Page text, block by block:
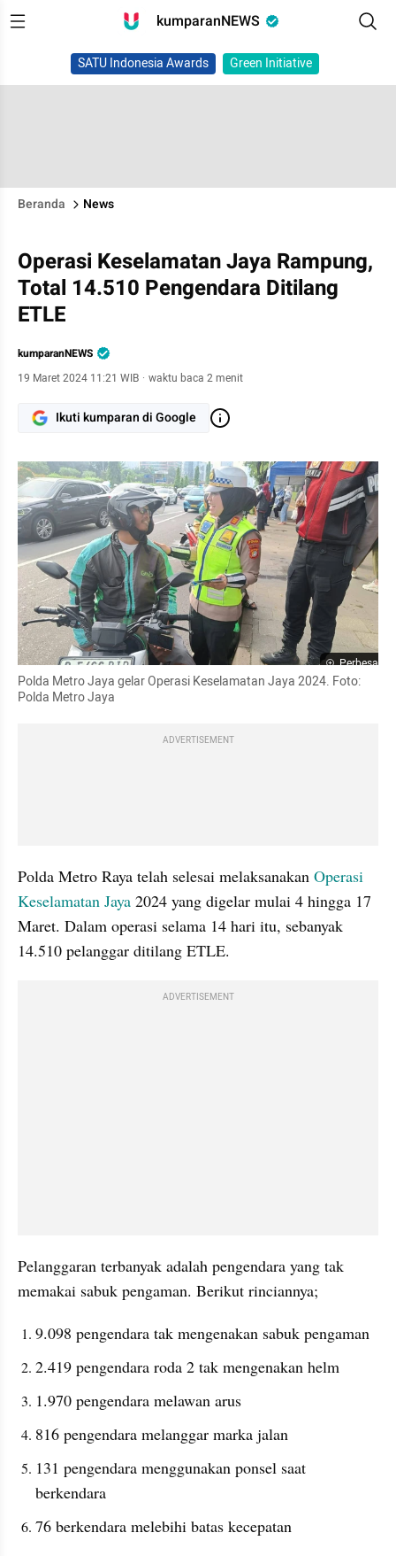
kumparanNEWS
SATU Indonesia Awards Green Initiative
Beranda News
Operasi Keselamatan Jaya Rampung,
Total 14.510 Pengendara Ditilang
ETLE
kumparanNEWS
19 Maret 2024 11:21 WIB · waktu baca 2 menit
Ikuti kumparan di Google
Perbesar
Polda Metro Jaya gelar Operasi Keselamatan Jaya 2024. Foto:
Polda Metro Jaya
ADVERTISEMENT
Polda Metro Raya telah selesai melaksanakan Operasi
Keselamatan Jaya 2024 yang digelar mulai 4 hingga 17
Maret. Dalam operasi selama 14 hari itu, sebanyak
14.510 pelanggar ditilang ETLE.
ADVERTISEMENT
Pelanggaran terbanyak adalah pengendara yang tak
memakai sabuk pengaman. Berikut rinciannya;
9.098 pengendara tak mengenakan sabuk pengaman
2.419 pengendara roda 2 tak mengenakan helm
1.970 pengendara melawan arus
816 pengendara melanggar marka jalan
131 pengendara menggunakan ponsel saat
berkendara
76 berkendara melebihi batas kecepatan